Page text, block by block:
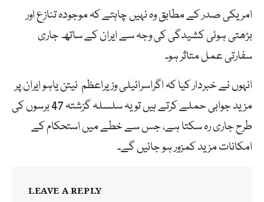
امریکی صدر کے مطابق وہ نہیں چاہتے کہ موجودہ تنازع اور
بڑھتی ہوئی کشیدگی کی وجہ سے ایران کے ساتھ جاری
سفارتی عمل متاثر ہو۔
انہوں نے خبردار کیا کہ اگراسرائیلی وزیراعظم نیتن یاہو ایران پر
مزید جوابی حملے کرتے ہیں تو یہ سلسلہ گزشتہ 47 برسوں کی
طرح جاری رہ سکتا ہے، جس سے خطے میں استحکام کے
امکانات مزید کمزور ہو جائیں گے۔
LEAVE A REPLY